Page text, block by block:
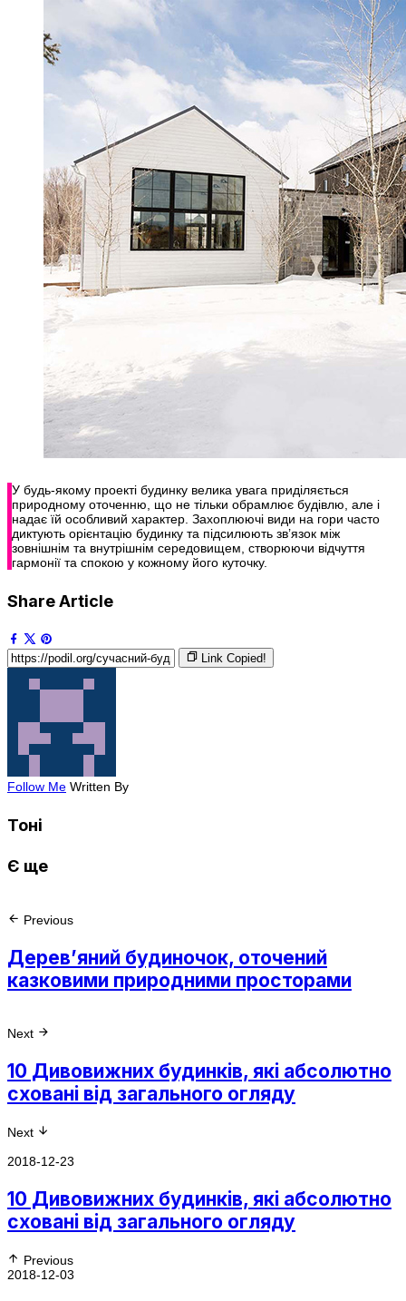
У будь-якому проекті будинку велика увага приділяється
природному оточенню, що не тільки обрамлює будівлю, але і
надає їй особливий характер. Захоплюючі види на гори часто
диктують орієнтацію будинку та підсилюють зв’язок між
зовнішнім та внутрішнім середовищем, створюючи відчуття
гармонії та спокою у кожному його куточку.
Share Article
Link Copied!
Follow Me Written By
Тоні
Є ще
Previous
Дерев’яний будиночок, оточений
казковими природними просторами
Next
10 Дивовижних будинків, які абсолютно
сховані від загального огляду
Next
2018-12-23
10 Дивовижних будинків, які абсолютно
сховані від загального огляду
Previous
2018-12-03